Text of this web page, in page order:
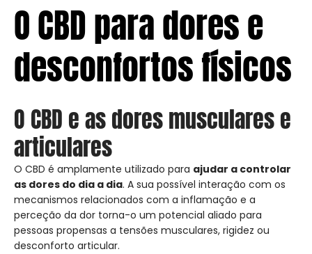
O CBD para dores e
desconfortos físicos
O CBD e as dores musculares e
articulares
O CBD é amplamente utilizado para ajudar a controlar
as dores do dia a dia. A sua possível interação com os
mecanismos relacionados com a inflamação e a
perceção da dor torna-o um potencial aliado para
pessoas propensas a tensões musculares, rigidez ou
desconforto articular.